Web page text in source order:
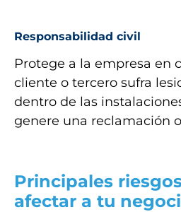
Responsabilidad civil
Protege a la empresa en
cliente o tercero sufra
dentro de las
genere una reclamación
Principales
afectar a tu